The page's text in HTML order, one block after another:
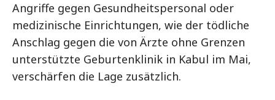
Angriffe gegen Gesundheitspersonal oder
medizinische Einrichtungen, wie der tödliche
Anschlag gegen die von Ärzte ohne Grenzen
unterstützte Geburtenklinik in Kabul im Mai,
verschärfen die Lage zusätzlich.